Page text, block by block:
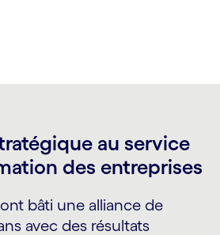
au service
des entreprises
bâti une alliance de
avec des résultats